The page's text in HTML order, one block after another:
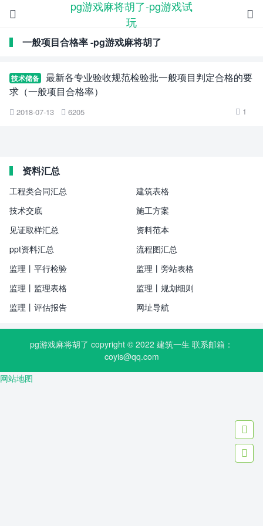
pg游戏麻将胡了-pg游戏试
玩


一般项目合格率 -pg游戏麻将胡了
技术储备
最新各专业验收规范检验批一般项目判定合格的要
求（一般项目合格率）
 2018-07-13  6205  1
资料汇总
工程类合同汇总
建筑表格
技术交底
施工方案
见证取样汇总
资料范本
ppt资料汇总
流程图汇总
监理丨平行检验
监理丨旁站表格
监理丨监理表格
监理丨规划细则
监理丨评估报告
网址导航


pg游戏麻将胡了 copyright © 2022 建筑一生 联系邮箱：
coyis@qq.com
网站地图